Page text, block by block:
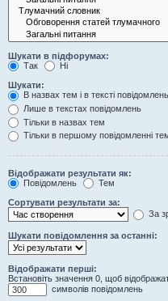
Шукати в підфорумах:
Так
Ні
Шукати:
В назвах тем і в тексті повідомлень
Лише в текстах повідомлень
Тільки в назвах тем
Тільки в першому повідомленні
Відображати результати як:
Повідомлень
Тем
Сортувати результати за:
За
Шукати повідомлення за останні:
Відображати перші:
Встановіть значення 0, щоб
символів повідомлень